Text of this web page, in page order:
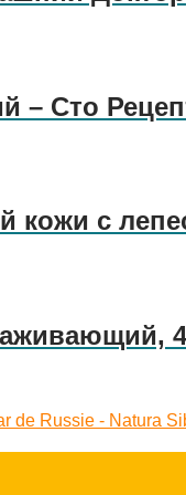
– Сто
кожи с
de Russie - Natura